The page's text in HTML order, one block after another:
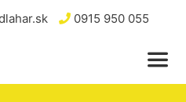
0915 950 055